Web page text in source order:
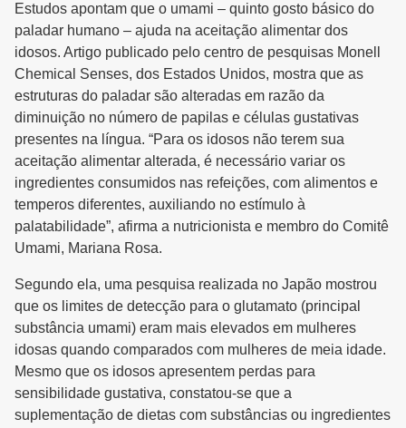
Estudos apontam que o umami – quinto gosto básico do
paladar humano – ajuda na aceitação alimentar dos
idosos. Artigo publicado pelo centro de pesquisas Monell
Chemical Senses, dos Estados Unidos, mostra que as
estruturas do paladar são alteradas em razão da
diminuição no número de papilas e células gustativas
presentes na língua. “Para os idosos não terem sua
aceitação alimentar alterada, é necessário variar os
ingredientes consumidos nas refeições, com alimentos e
temperos diferentes, auxiliando no estímulo à
palatabilidade”, afirma a nutricionista e membro do Comitê
Umami, Mariana Rosa.
Segundo ela, uma pesquisa realizada no Japão mostrou
que os limites de detecção para o glutamato (principal
substância umami) eram mais elevados em mulheres
idosas quando comparados com mulheres de meia idade.
Mesmo que os idosos apresentem perdas para
sensibilidade gustativa, constatou-se que a
suplementação de dietas com substâncias ou ingredientes